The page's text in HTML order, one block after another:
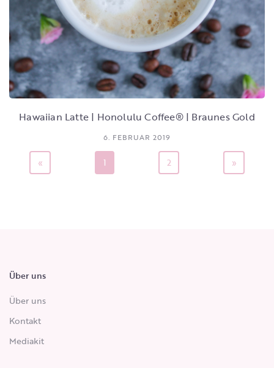
Hawaiian Latte | Honolulu Coffee® | Braunes Gold
6. FEBRUAR 2019
« 1 2 »
Über uns
Über uns
Kontakt
Mediakit